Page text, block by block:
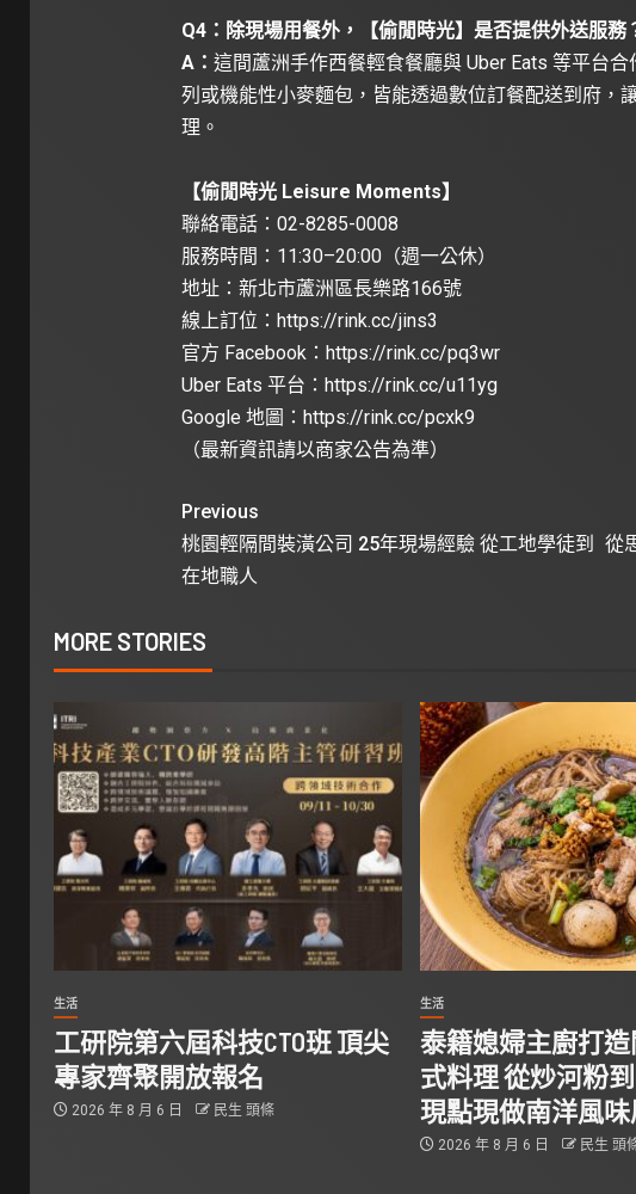
Q4：除現場用餐外，【偷閒時光】是否提供外送服務
A： 這間蘆洲手作西餐輕食餐廳與 Uber Eats 等平台
列或機能性小麥麵包，皆能透過數位訂餐配送到府，
理。
【偷閒時光 Leisure Moments】
聯絡電話：02-8285-0008
服務時間：11:30–20:00（週一公休）
地址：新北市蘆洲區長樂路166號
線上訂位： https://rink.cc/jins3
官方 Facebook： https://rink.cc/pq3wr
Uber Eats 平台： https://rink.cc/u11yg
Google 地圖： https://rink.cc/pcxk9
（最新資訊請以商家公告為準）
Previous
桃園輕隔間裝潢公司 25年現場經驗 從工地學徒到
在地職人
從
MORE STORIES
生活
工研院第六屆科技CTO班 頂尖
專家齊聚開放報名
2026 年 8 月 6 日 民生 頭條
生活
泰籍媳婦主廚打
式料理 從炒河粉
現點現做南洋風
2026 年 8 月 6 日 民生 頭